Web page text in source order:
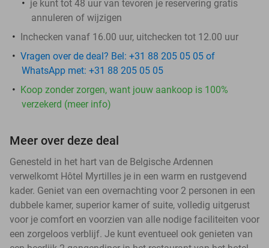
je kunt tot 48 uur van tevoren je reservering gratis
annuleren of wijzigen
Inchecken vanaf 16.00 uur, uitchecken tot 12.00 uur
Vragen over de deal? Bel: +31 88 205 05 05 of
WhatsApp met: +31 88 205 05 05
Koop zonder zorgen, want jouw aankoop is 100%
verzekerd (meer info)
Meer over deze deal
Genesteld in het hart van de Belgische Ardennen
verwelkomt Hôtel Myrtilles je in een warm en rustgevend
kader. Geniet van een overnachting voor 2 personen in een
dubbele kamer, superior kamer of suite, volledig uitgerust
voor je comfort en voorzien van alle nodige faciliteiten voor
een zorgeloos verblijf. Je kunt eventueel ook genieten van